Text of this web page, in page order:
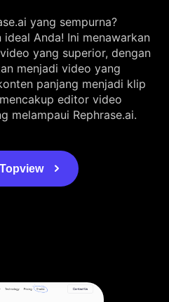
yang sempurna?
Anda! Ini menawarkan
yang superior, dengan
menjadi video yang
panjang menjadi klip
editor video
melampaui Rephrase.ai.